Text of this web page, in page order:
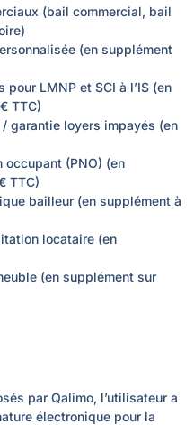
(bail commercial, bail
(en supplément
LMNP et SCI à l’IS (en
TTC)
garantie loyers impayés (en
occupant (PNO) (en
TTC)
bailleur (en supplément à
locataire (en
(en supplément sur
par Qalimo, l’utilisateur a
électronique pour la